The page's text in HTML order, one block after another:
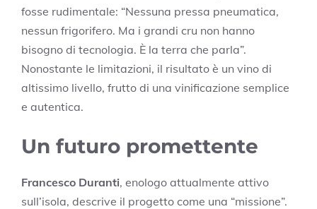
fosse rudimentale: “Nessuna pressa pneumatica,
nessun frigorifero. Ma i grandi cru non hanno
bisogno di tecnologia. È la terra che parla”.
Nonostante le limitazioni, il risultato è un vino di
altissimo livello, frutto di una vinificazione semplice
e autentica.
Un futuro promettente
Francesco Duranti, enologo attualmente attivo
sull’isola, descrive il progetto come una “missione”.